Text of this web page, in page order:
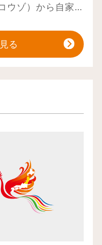
ウゾ）から自家栽
雪を活用した伝統
を生産していま
る